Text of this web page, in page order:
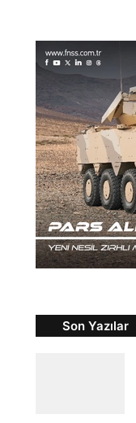
Son Yazılar